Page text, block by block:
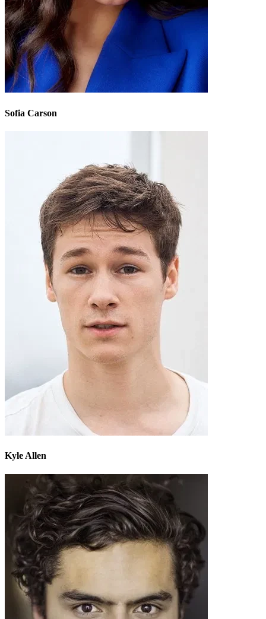
Sofia Carson
Kyle Allen